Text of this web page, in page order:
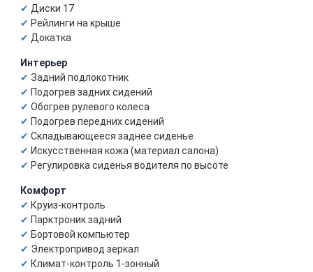
Диски 17
Рейлинги на крыше
Докатка
Интерьер
Задний подлокотник
Подогрев задних сидений
Обогрев рулевого колеса
Подогрев передних сидений
Складывающееся заднее сиденье
Искусственная кожа (материал салона)
Регулировка сиденья водителя по высоте
Комфорт
Круиз-контроль
Парктроник задний
Бортовой компьютер
Электропривод зеркал
Климат-контроль 1-зонный